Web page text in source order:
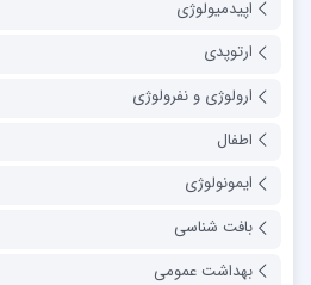
اپیدمیولوژی
ارتوپدی
ارولوژی و نفرولوژی
اطفال
ایمونولوژی
بافت شناسی
بهداشت عمومی